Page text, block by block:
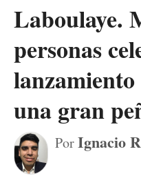
Laboulaye.
personas
una gran
PorIgnacio